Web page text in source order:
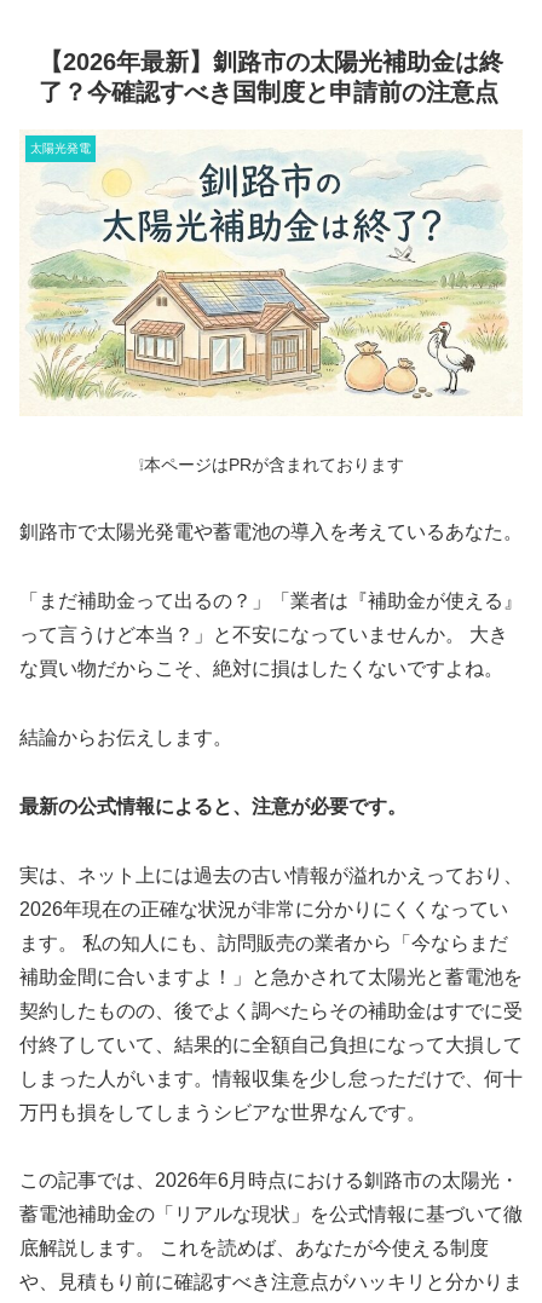
【2026年最新】釧路市の太陽光補助金は終
了？今確認すべき国制度と申請前の注意点
太陽光発電
❕本ページはPRが含まれております
釧路市で太陽光発電や蓄電池の導入を考えているあなた。
「まだ補助金って出るの？」「業者は『補助金が使える』
って言うけど本当？」と不安になっていませんか。 大き
な買い物だからこそ、絶対に損はしたくないですよね。
結論からお伝えします。
最新の公式情報によると、注意が必要です。
実は、ネット上には過去の古い情報が溢れかえっており、
2026年現在の正確な状況が非常に分かりにくくなってい
ます。 私の知人にも、訪問販売の業者から「今ならまだ
補助金間に合いますよ！」と急かされて太陽光と蓄電池を
契約したものの、後でよく調べたらその補助金はすでに受
付終了していて、結果的に全額自己負担になって大損して
しまった人がいます。情報収集を少し怠っただけで、何十
万円も損をしてしまうシビアな世界なんです。
この記事では、2026年6月時点における釧路市の太陽光・
蓄電池補助金の「リアルな現状」を公式情報に基づいて徹
底解説します。 これを読めば、あなたが今使える制度
や、見積もり前に確認すべき注意点がハッキリと分かりま